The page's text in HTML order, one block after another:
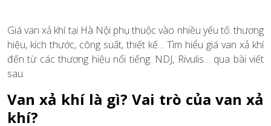
Giá van xả khí tại Hà Nội phụ thuộc vào nhiều yếu tố: thương
hiệu, kích thước, công suất, thiết kế… Tìm hiểu giá van xả khí
đến từ các thương hiệu nổi tiếng: NDJ, Rivulis… qua bài viết
sau.
Van xả khí là gì? Vai trò của van xả
khí?